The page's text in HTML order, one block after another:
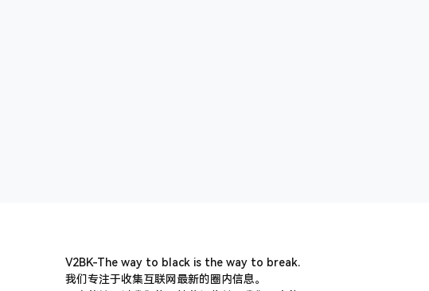
V2BK-The way to black is the way to break.
我们专注于收集互联网最新的圈内信息。